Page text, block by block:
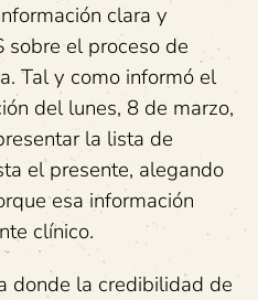
clara y
sobre el proceso de
Tal y como informó el
del lunes, 8 de marzo,
la lista de
el presente, alegando
esa información
clínico.
donde la credibilidad de